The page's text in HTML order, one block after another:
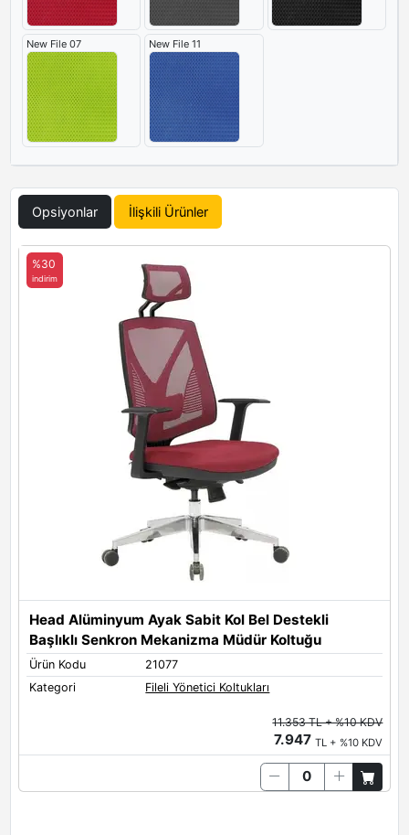
New File 07 New File 11
Opsiyonlar İlişkili Ürünler
Head Alüminyum Ayak Sabit Kol Bel Destekli
Başlıklı Senkron Mekanizma Müdür Koltuğu
Ürün Kodu
21077
Kategori
Fileli Yönetici Koltukları
%30
indirim
11.353 TL + %10 KDV
7.947TL + %10 KDV